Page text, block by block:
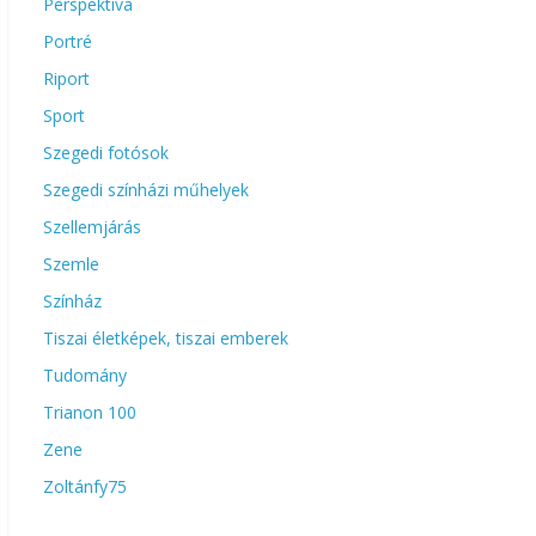
Portré
Riport
Sport
Szegedi fotósok
Szegedi színházi műhelyek
Szellemjárás
Szemle
Színház
Tiszai életképek, tiszai emberek
Tudomány
Trianon 100
Zene
Zoltánfy75